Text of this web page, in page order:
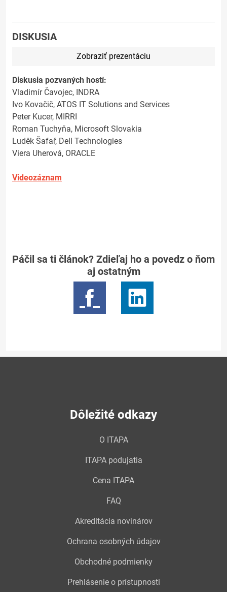
DISKUSIA
Zobraziť prezentáciu
Diskusia pozvaných hostí:
Vladimír Čavojec, INDRA
Ivo Kovačič, ATOS IT Solutions and Services
Peter Kucer, MIRRI
Roman Tuchyňa, Microsoft Slovakia
Luděk Šafař, Dell Technologies
Viera Uherová, ORACLE
Videozáznam
Páčil sa ti článok? Zdieľaj ho a povedz o ňom
aj ostatným
Dôležité odkazy
O ITAPA
ITAPA podujatia
Cena ITAPA
FAQ
Akreditácia novinárov
Ochrana osobných údajov
Obchodné podmienky
Prehlásenie o prístupnosti